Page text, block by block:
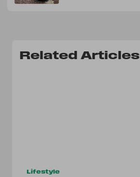
Related Articles
Lifestyle